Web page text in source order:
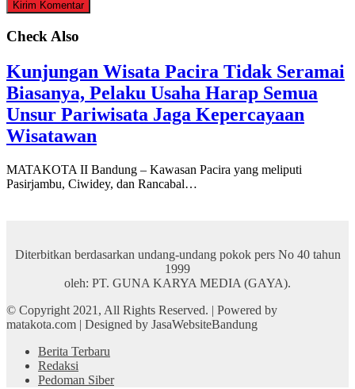
Check Also
Kunjungan Wisata Pacira Tidak Seramai
Biasanya, Pelaku Usaha Harap Semua
Unsur Pariwisata Jaga Kepercayaan
Wisatawan
MATAKOTA II Bandung – Kawasan Pacira yang meliputi
Pasirjambu, Ciwidey, dan Rancabal…
Diterbitkan berdasarkan undang-undang pokok pers No 40 tahun
1999
oleh: PT. GUNA KARYA MEDIA (GAYA).
© Copyright 2021, All Rights Reserved. | Powered by
matakota.com | Designed by JasaWebsiteBandung
Berita Terbaru
Redaksi
Pedoman Siber